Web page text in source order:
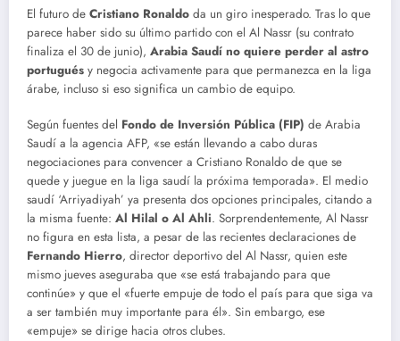
El futuro de Cristiano Ronaldo da un giro inesperado. Tras lo que
parece haber sido su último partido con el Al Nassr (su contrato
finaliza el 30 de junio), Arabia Saudí no quiere perder al astro
portugués y negocia activamente para que permanezca en la liga
árabe, incluso si eso significa un cambio de equipo.
Según fuentes del Fondo de Inversión Pública (FIP) de Arabia
Saudí a la agencia AFP, «se están llevando a cabo duras
negociaciones para convencer a Cristiano Ronaldo de que se
quede y juegue en la liga saudí la próxima temporada». El medio
saudí ‘Arriyadiyah’ ya presenta dos opciones principales, citando a
la misma fuente: Al Hilal o Al Ahli. Sorprendentemente, Al Nassr
no figura en esta lista, a pesar de las recientes declaraciones de
Fernando Hierro, director deportivo del Al Nassr, quien este
mismo jueves aseguraba que «se está trabajando para que
continúe» y que el «fuerte empuje de todo el país para que siga va
a ser también muy importante para él». Sin embargo, ese
«empuje» se dirige hacia otros clubes.